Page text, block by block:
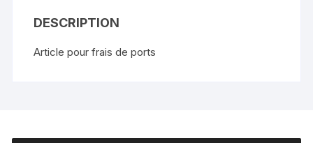
DESCRIPTION
Article pour frais de ports